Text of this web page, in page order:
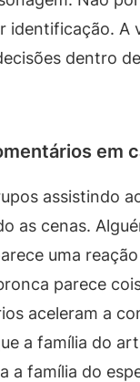
identificação. A
dentro
em
assistindo
as cenas.
uma
parece
aceleram a
a família do
a família do